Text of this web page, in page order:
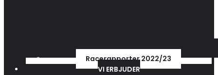
Racerapporter 2022/23
VI ERBJUDER